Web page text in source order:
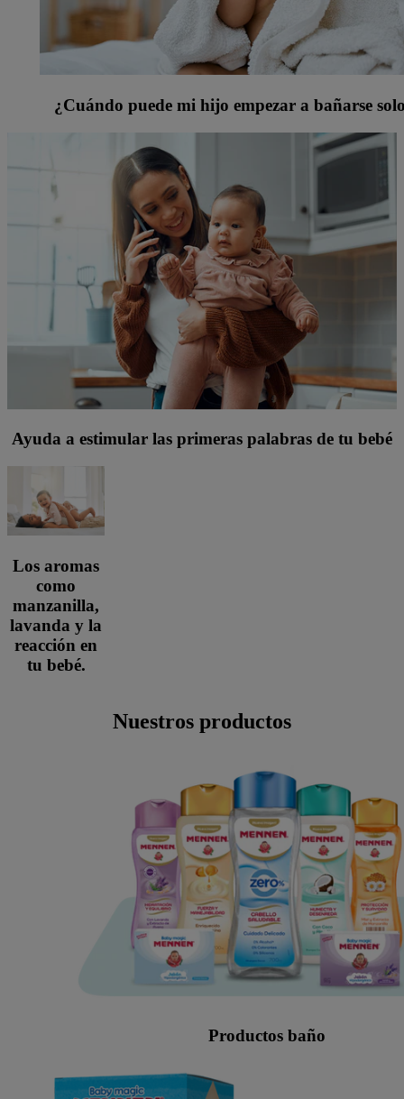
¿Cuándo puede mi hijo empezar a bañarse
Ayuda a estimular las primeras palabras de tu bebé
Los aromas
como
manzanilla,
lavanda y la
reacción en
tu bebé.
Nuestros productos
Productos baño